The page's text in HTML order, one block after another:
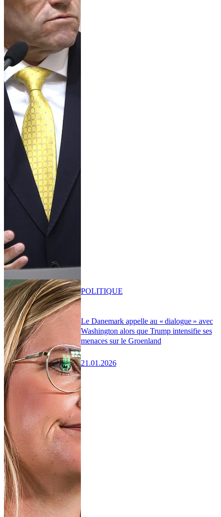
Le Danemark appelle au « dialogue » avec
Washington alors que Trump intensifie ses
menaces sur le Groenland
21.01.2026
POLITIQUE